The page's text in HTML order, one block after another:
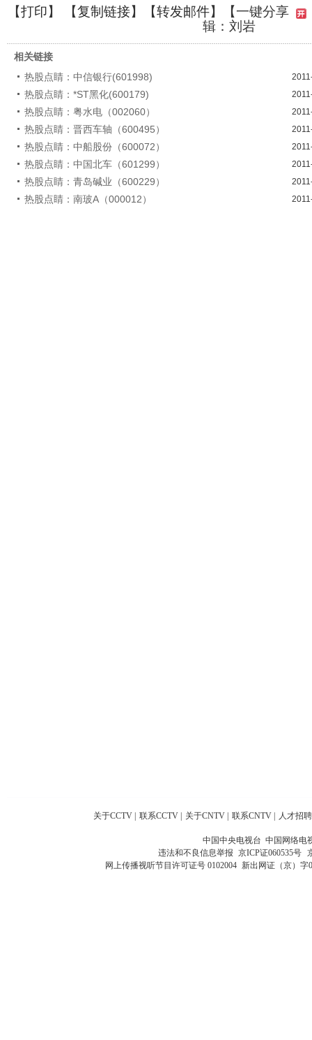
【打印】 【复制链接】【转发邮件】
【一键分享
辑：刘岩
相关链接
热股点睛：中信银行(601998)
热股点睛：*ST黑化(600179)
热股点睛：粤水电（002060）
热股点睛：晋西车轴（600495）
热股点睛：中船股份（600072）
热股点睛：中国北车（601299）
热股点睛：青岛碱业（600229）
热股点睛：南玻A（000012）
关于CCTV 联系CCTV 关于CNTV 联系CNTV 人才招聘
中国中央电视台 中国网络电
违法和不良信息举报 京ICP证060535号
网上传播视听节目许可证号 0102004 新出网证（京）